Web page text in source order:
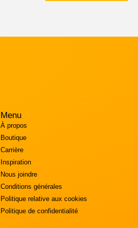
Menu
À propos
Boutique
Carrière
Inspiration
Nous joindre
Conditions générales
Politique relative aux cookies
Politique de confidentialité